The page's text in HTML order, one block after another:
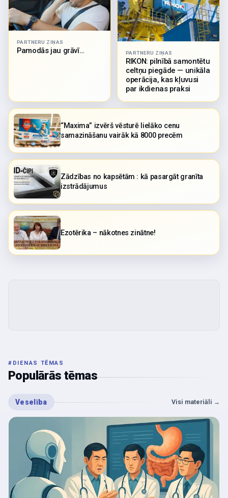
PARTNERU ZIŅAS
Pamodās jau grāvī… PARTNERU ZIŅAS
RIKON: pilnībā samontētu
celtņu piegāde — unikāla
operācija, kas kļuvusi
par ikdienas praksi
“Maxima” izvērš vēsturē lielāko cenu
samazināšanu vairāk kā 8000 precēm
Zādzības no kapsētām : kā pasargāt granīta
izstrādājumus
Ezotērika – nākotnes zinātne!
# DIENAS TĒMAS
Populārās tēmas
Veselība Visi materiāli →